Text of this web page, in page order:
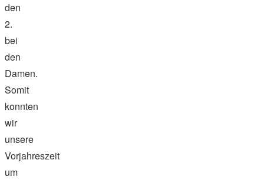
den
2.
bei
den
Damen.
Somit
konnten
wir
unsere
Vorjahreszeit
um